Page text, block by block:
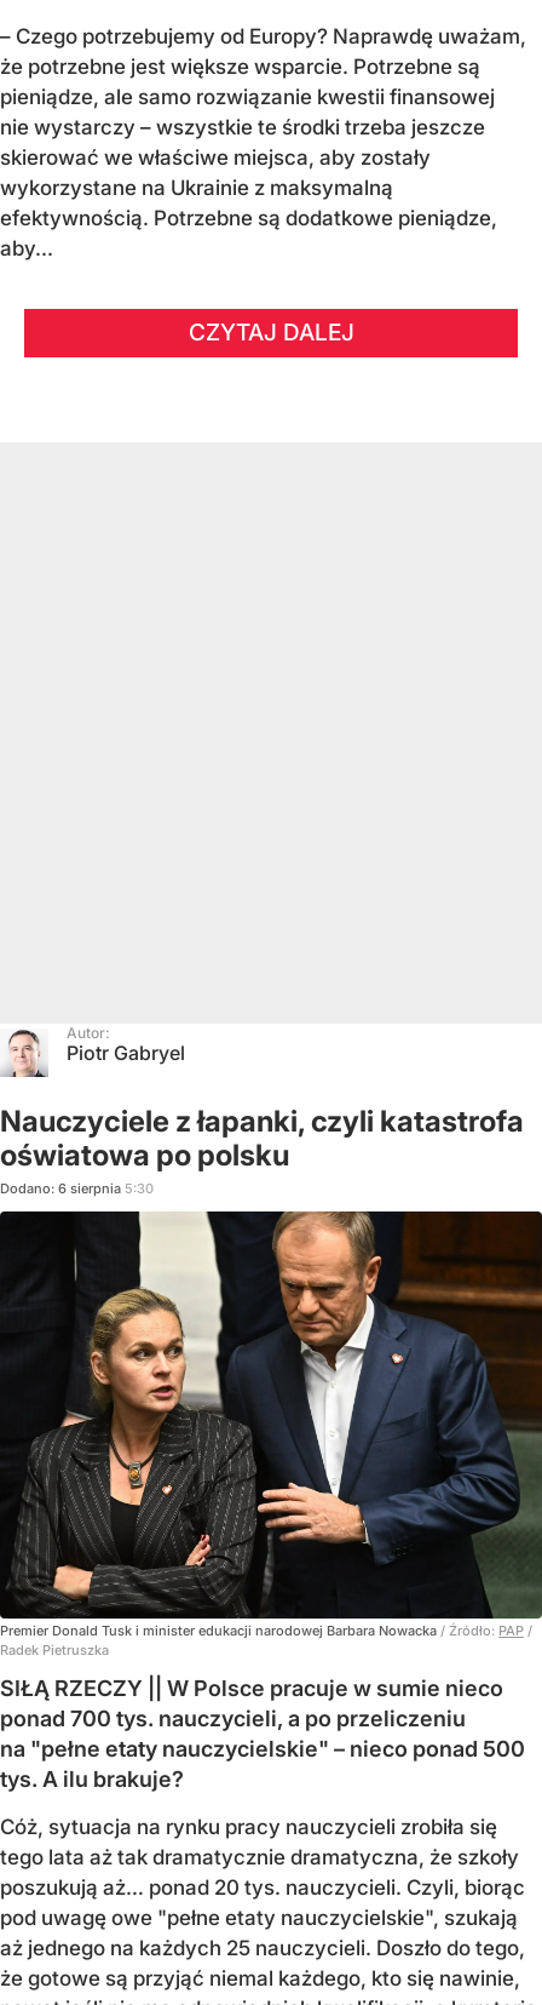
– Czego potrzebujemy od Europy? Naprawdę uważam,
że potrzebne jest większe wsparcie. Potrzebne są
pieniądze, ale samo rozwiązanie kwestii finansowej
nie wystarczy – wszystkie te środki trzeba jeszcze
skierować we właściwe miejsca, aby zostały
wykorzystane na Ukrainie z maksymalną
efektywnością. Potrzebne są dodatkowe pieniądze,
aby...
CZYTAJ DALEJ
Autor:
Piotr Gabryel
Nauczyciele z łapanki, czyli katastrofa
oświatowa po polsku
Dodano: 6 sierpnia 5:30
Premier Donald Tusk i minister edukacji narodowej Barbara Nowacka / Źródło: PAP /
Radek Pietruszka
SIŁĄ RZECZY || W Polsce pracuje w sumie nieco
ponad 700 tys. nauczycieli, a po przeliczeniu
na "pełne etaty nauczycielskie" – nieco ponad 500
tys. A ilu brakuje?
Cóż, sytuacja na rynku pracy nauczycieli zrobiła się
tego lata aż tak dramatycznie dramatyczna, że szkoły
poszukują aż… ponad 20 tys. nauczycieli. Czyli, biorąc
pod uwagę owe "pełne etaty nauczycielskie", szukają
aż jednego na każdych 25 nauczycieli. Doszło do tego,
że gotowe są przyjąć niemal każdego, kto się nawinie,